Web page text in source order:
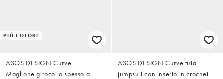
PIÙ COLORI
ASOS DESIGN Curve -
Maglione girocollo spesso a
ASOS DESIGN Curve tuta
jumpsuit con inserto in crochet in